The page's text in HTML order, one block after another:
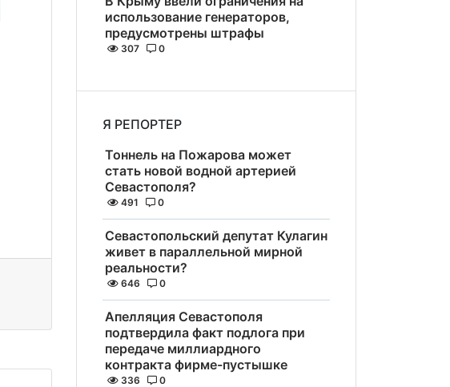
использование генераторов,
предусмотрены штрафы
307 0
Я РЕПОРТЕР
Тоннель на Пожарова может
стать новой водной артерией
Севастополя?
491 0
Севастопольский депутат Кулагин
живет в параллельной мирной
реальности?
646 0
Апелляция Севастополя
подтвердила факт подлога при
передаче миллиардного
контракта фирме-пустышке
336 0